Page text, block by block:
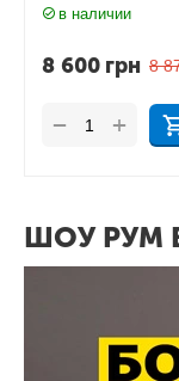
10 200 грн
+
−
ШОУ РУМ